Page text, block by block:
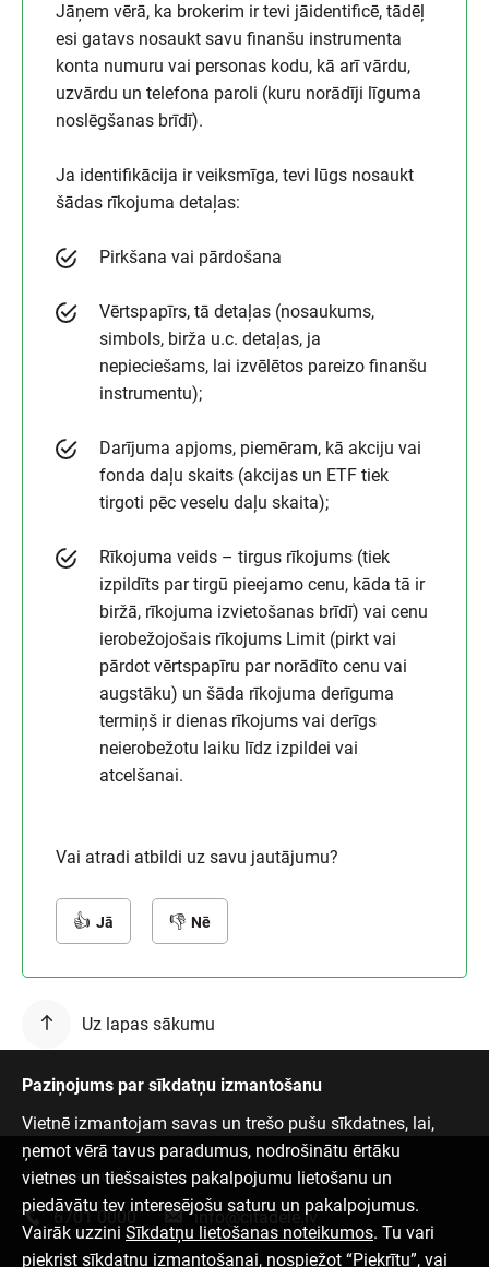
Jāņem vērā, ka brokerim ir tevi jāidentificē, tādēļ
esi gatavs nosaukt savu finanšu instrumenta
konta numuru vai personas kodu, kā arī vārdu,
uzvārdu un telefona paroli (kuru norādīji līguma
noslēgšanas brīdī).
Ja identifikācija ir veiksmīga, tevi lūgs nosaukt
šādas rīkojuma detaļas:
Pirkšana vai pārdošana
Vērtspapīrs, tā detaļas (nosaukums,
simbols, birža u.c. detaļas, ja
nepieciešams, lai izvēlētos pareizo finanšu
instrumentu);
Darījuma apjoms, piemēram, kā akciju vai
fonda daļu skaits (akcijas un ETF tiek
tirgoti pēc veselu daļu skaita);
Rīkojuma veids – tirgus rīkojums (tiek
izpildīts par tirgū pieejamo cenu, kāda tā ir
biržā, rīkojuma izvietošanas brīdī) vai cenu
ierobežojošais rīkojums Limit (pirkt vai
pārdot vērtspapīru par norādīto cenu vai
augstāku) un šāda rīkojuma derīguma
termiņš ir dienas rīkojums vai derīgs
neierobežotu laiku līdz izpildei vai
atcelšanai.
Vai atradi atbildi uz savu jautājumu?
Jā Nē
Uz lapas sākumu
Paziņojums par sīkdatņu izmantošanu
Vietnē izmantojam savas un trešo pušu sīkdatnes, lai,
ņemot vērā tavus paradumus, nodrošinātu ērtāku
vietnes un tiešsaistes pakalpojumu lietošanu un
piedāvātu tev interesējošu saturu un pakalpojumus.
Vairāk uzzini Sīkdatņu lietošanas noteikumos. Tu vari
piekrist sīkdatņu izmantošanai, nospiežot “Piekrītu”, vai
Sazinies ar mums
6701 0000 info@citadele.lv